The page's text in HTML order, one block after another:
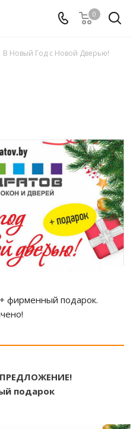
0
В Новый Год с Новой Дверью!
фирменный подарок.
подарок